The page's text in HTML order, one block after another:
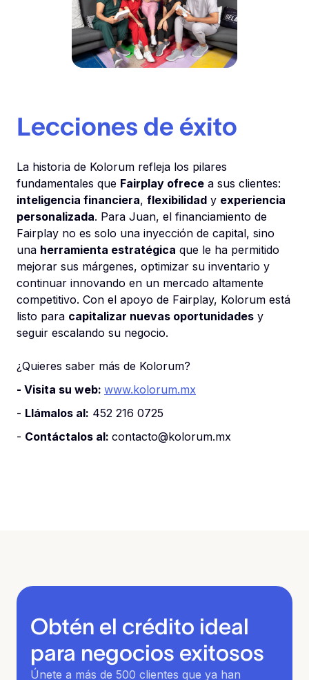
Lecciones de éxito
La historia de Kolorum refleja los pilares
fundamentales que Fairplay ofrece a sus clientes:
inteligencia financiera, flexibilidad y experiencia
personalizada. Para Juan, el financiamiento de
Fairplay no es solo una inyección de capital, sino
una herramienta estratégica que le ha permitido
mejorar sus márgenes, optimizar su inventario y
continuar innovando en un mercado altamente
competitivo. Con el apoyo de Fairplay, Kolorum está
listo para capitalizar nuevas oportunidades y
seguir escalando su negocio.
¿Quieres saber más de Kolorum?
- Visita su web: www.kolorum.mx
- Llámalos al: 452 216 0725
- Contáctalos al: contacto@kolorum.mx
Obtén el crédito ideal
para negocios exitosos
Únete a más de 500 clientes que ya han